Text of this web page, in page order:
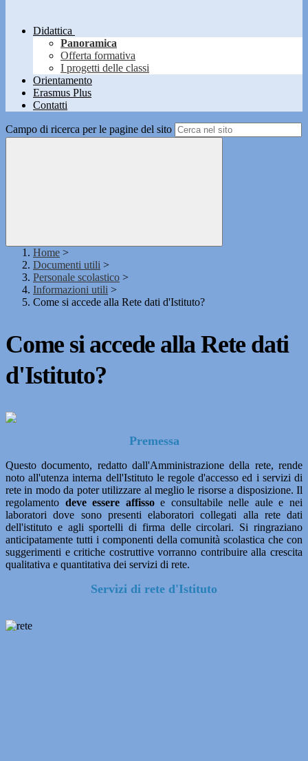
Didattica
Panoramica
Offerta formativa
I progetti delle classi
Orientamento
Erasmus Plus
Contatti
Campo di ricerca per le pagine del sito
Home >
Documenti utili >
Personale scolastico >
Informazioni utili >
Come si accede alla Rete dati d'Istituto?
Come si accede alla Rete dati
d'Istituto?
Premessa
Questo documento, redatto dall'Amministrazione della rete, rende
noto all'utenza interna dell'Istituto le regole d'accesso ed i servizi di
rete in modo da poter utilizzare al meglio le risorse a disposizione. Il
regolamento deve essere affissoe consultabile nelle aule e nei
laboratori dove sono presenti elaboratori collegati alla rete dati
dell'istituto e agli sportelli di firma delle circolari. Si ringraziano
anticipatamente tutti i componenti della comunità scolastica che con
suggerimenti e critiche costruttive vorranno contribuire alla crescita
qualitativa e quantitativa dei servizi di rete.
Servizi di rete d'Istituto